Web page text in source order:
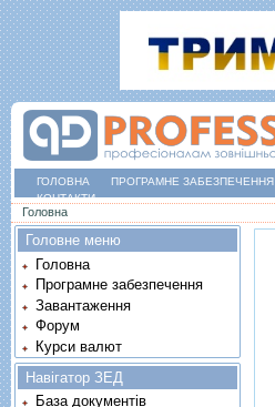
ГОЛОВНА ПРОГРАМНЕ ЗАБЕЗПЕЧЕННЯ
КОНТАКТИ
Ви є тут
Головна
Головне меню
Головна
Програмне забезпечення
Завантаження
Форум
Курси валют
Навігатор ЗЕД
База документів